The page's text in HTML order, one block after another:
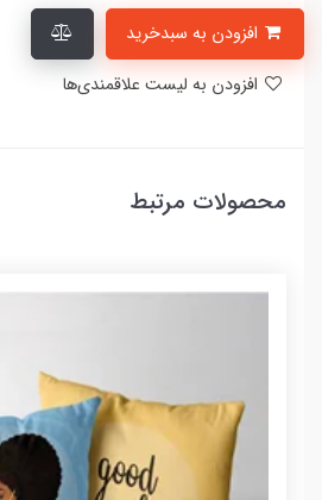
محصولات مرتبط